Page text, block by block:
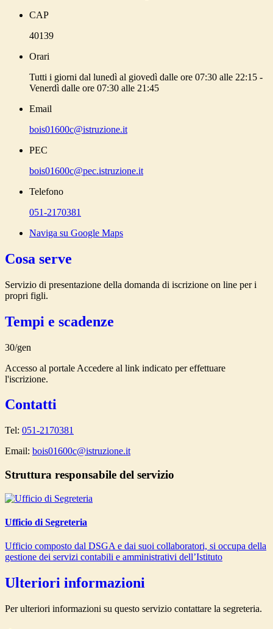
CAP
40139
Orari
Tutti i giorni dal lunedì al giovedì dalle ore 07:30 alle 22:15 -
Venerdì dalle ore 07:30 alle 21:45
Email
bois01600c@istruzione.it
PEC
bois01600c@pec.istruzione.it
Telefono
051-2170381
Naviga su Google Maps
Cosa serve
Servizio di presentazione della domanda di iscrizione on line per i
propri figli.
Tempi e scadenze
30/gen
Accesso al portale Accedere al link indicato per effettuare
l'iscrizione.
Contatti
Tel: 051-2170381
Email: bois01600c@istruzione.it
Struttura responsabile del servizio
Ufficio di Segreteria
Ufficio composto dal DSGA e dai suoi collaboratori, si occupa della
gestione dei servizi contabili e amministrativi dell’Istituto
Ulteriori informazioni
Per ulteriori informazioni su questo servizio contattare la segreteria.